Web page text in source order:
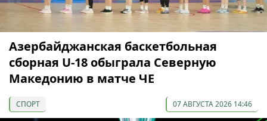
Азербайджанская баскетбольная
сборная U-18 обыграла Северную
Македонию в матче ЧЕ
СПОРТ 07 АВГУСТА 2026 14:46